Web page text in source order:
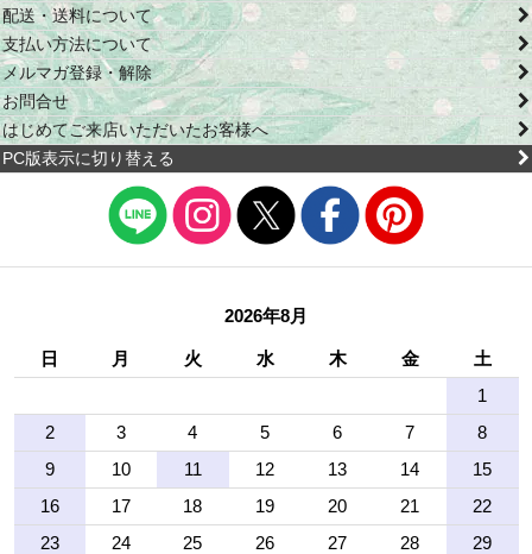
配送・送料について
支払い方法について
メルマガ登録・解除
お問合せ
はじめてご来店いただいたお客様へ
PC版表示に切り替える
2026年8月
日 月 火 水 木 金
土
1
2
3 4 5 6 7
8
9
10 11 12 13 14
15
16
17 18 19 20 21
22
23
24 25 26 27 28
29